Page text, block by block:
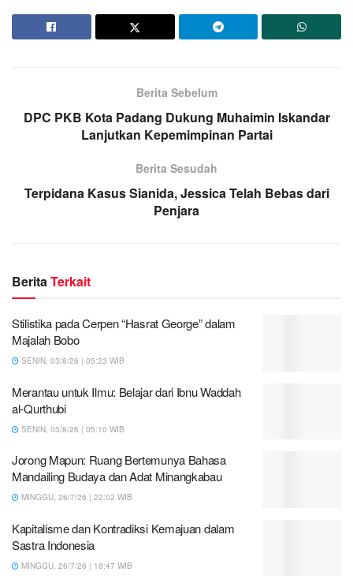
Berita Sebelum
DPC PKB Kota Padang Dukung Muhaimin Iskandar
Lanjutkan Kepemimpinan Partai
Berita Sesudah
Terpidana Kasus Sianida, Jessica Telah Bebas dari
Penjara
BeritaTerkait
Stilistika pada Cerpen “Hasrat George” dalam
Majalah Bobo
SENIN, 03/8/26 | 05:23 WIB
Merantau untuk Ilmu: Belajar dari Ibnu Waddah
al-Qurthubi
SENIN, 03/8/26 | 05:10 WIB
Jorong Mapun: Ruang Bertemunya Bahasa
Mandailing Budaya dan Adat Minangkabau
MINGGU, 26/7/26 | 22:02 WIB
Kapitalisme dan Kontradiksi Kemajuan dalam
Sastra Indonesia
MINGGU, 26/7/26 | 18:47 WIB